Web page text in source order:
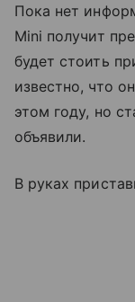
Пока нет
Mini получит
будет стоить
известно, что
этом году, но
объявили.
В руках